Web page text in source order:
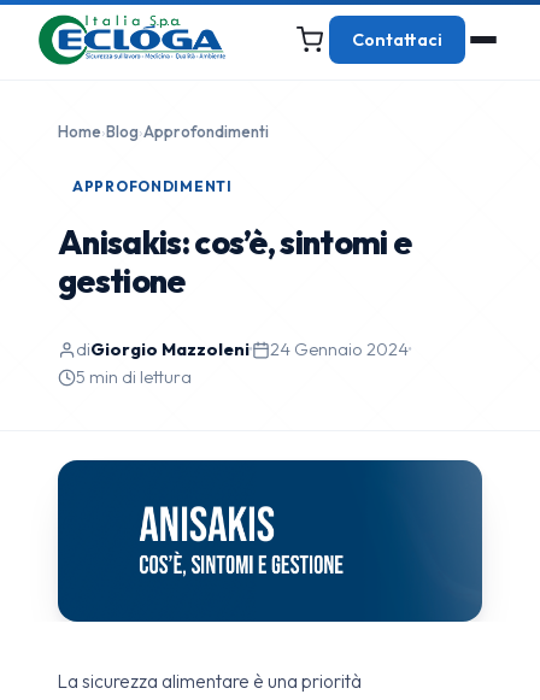
Contattaci
Home›Blog›Approfondimenti
APPROFONDIMENTI
Anisakis: cos’è, sintomi e
gestione
diGiorgio Mazzoleni· 24 Gennaio 2024·
5 min di lettura
La sicurezza alimentare è una priorità